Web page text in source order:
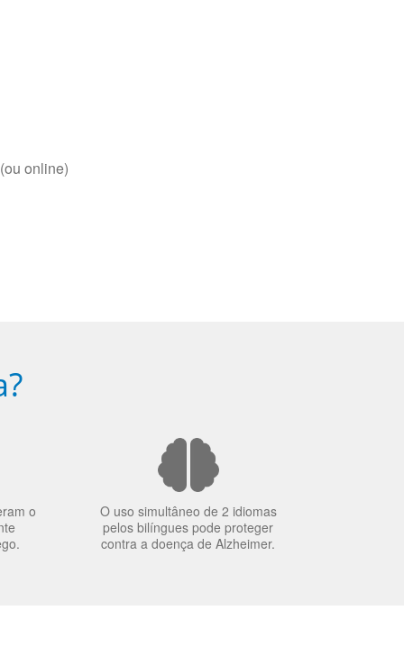
online)
o
O uso simultâneo de 2 idiomas
pelos bilíngues pode proteger
contra a doença de Alzheimer.